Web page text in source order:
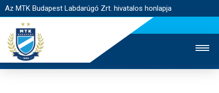
Az MTK Budapest Labdarúgó Zrt. hivatalos honlapja